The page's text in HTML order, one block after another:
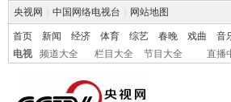
央视网 中国网络电视台 网站地图
首页 新闻 经济 体育 综艺 春晚 戏曲 音
电视
频道大全 栏目大全 节目大全 直播